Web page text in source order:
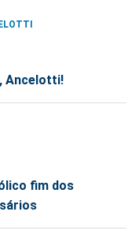
Ancelotti!
fim dos